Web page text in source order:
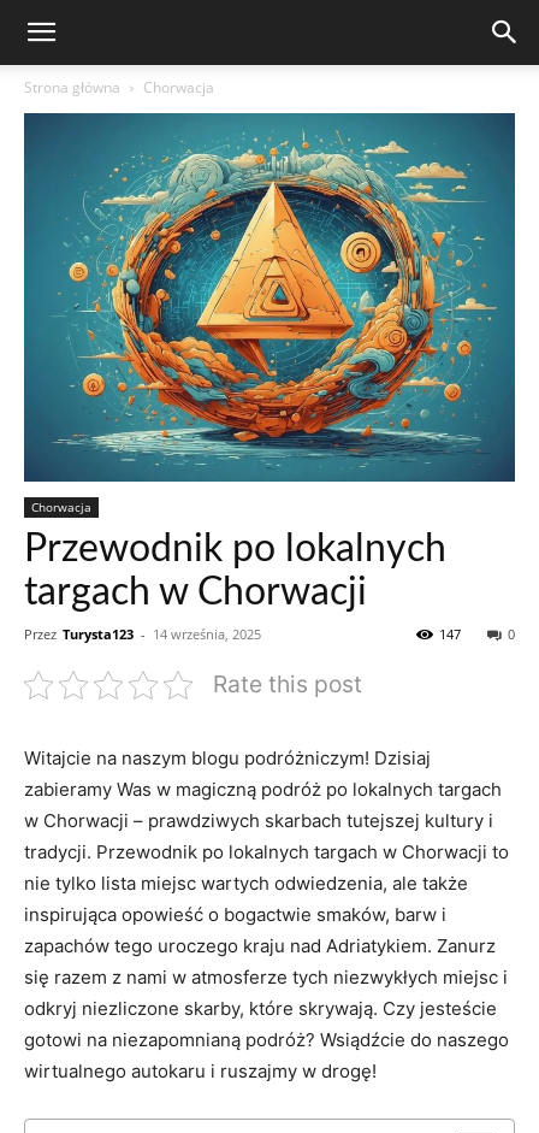
Strona główna Chorwacja
Chorwacja
Przewodnik po lokalnych
targach w Chorwacji
Przez Turysta123 - 14 września, 2025 0
147
Rate this post
Witajcie na naszym blogu podróżniczym! Dzisiaj
zabieramy Was w magiczną podróż po lokalnych ⁣targach
w Chorwacji – ⁢prawdziwych ​skarbach ⁤tutejszej kultury i
tradycji. Przewodnik ‌po ⁤lokalnych⁢ targach ‍w Chorwacji to
nie tylko lista​ miejsc wartych odwiedzenia,‍ ale także
inspirująca opowieść o‌ bogactwie smaków, barw i
zapachów tego uroczego ⁣kraju ‍nad Adriatykiem. Zanurz
się razem z nami w atmosferze tych‌ niezwykłych miejsc i
odkryj ⁢niezliczone‍ skarby, ‌które skrywają. Czy jesteście
gotowi na niezapomnianą podróż? Wsiądźcie do naszego
wirtualnego autokaru ‍i ruszajmy w drogę!